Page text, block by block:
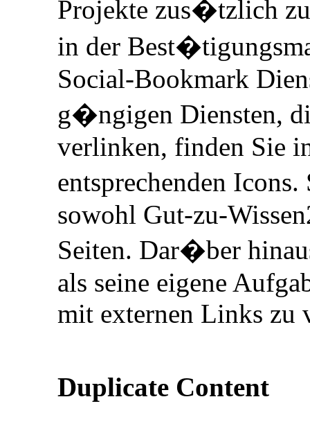
Projekte zus�tzlich
in der
Social-Bookmark
g�ngigen Diensten,
verlinken, finden Sie
entsprechenden
sowohl Gut-zu-
Seiten. Dar�ber
als seine eigene
mit externen Links zu
Duplicate Content